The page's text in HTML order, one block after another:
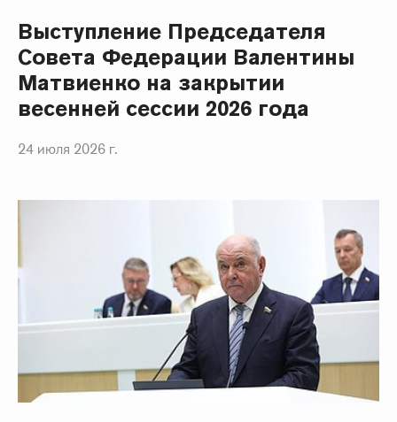
Выступление Председателя
Совета Федерации Валентины
Матвиенко на закрытии
весенней сессии 2026 года
24 июля 2026 г.